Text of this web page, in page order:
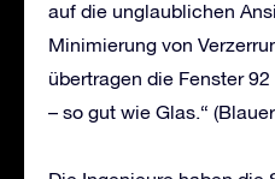
auf die unglaublichen
Minimierung von
übertragen die Fenster
– so gut wie Glas.“